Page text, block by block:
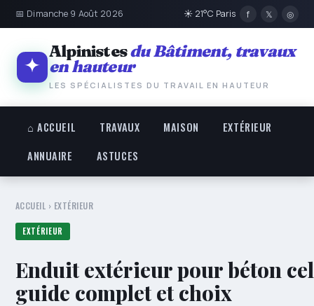
📅 Dimanche 9 Août 2026 ☀ 21°C Paris f 𝕏 ◎
Alpinistesdu Bâtiment, travaux
en hauteur
LES SPÉCIALISTES DU TRAVAIL EN HAUTEUR
⌂ ACCUEIL TRAVAUX MAISON
EXTÉRIEUR
ANNUAIRE
ASTUCES
ACCUEIL › EXTÉRIEUR
EXTÉRIEUR
Enduit extérieur pour béton
guide complet et choix